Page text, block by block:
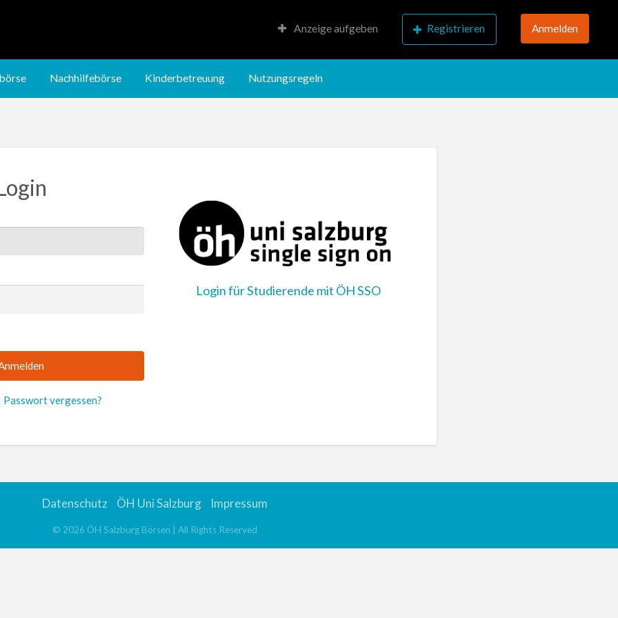
Kinderbetreuung Nutzungsregeln
Anzeige aufgeben Registrieren Anmelden
Nachhilfebörse Kinderbetreuung Nutzungsregeln
Passwort vergessen?
Login für Studierende mit ÖH SSO
Datenschutz ÖH Uni Salzburg Impressum
© 2026 ÖH Salzburg Börsen | All Rights Reserved